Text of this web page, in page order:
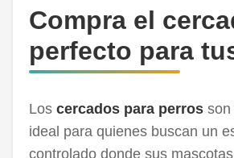
Compra el
perfecto para
Los cercados para perros son
ideal para quienes buscan un
controlado donde sus